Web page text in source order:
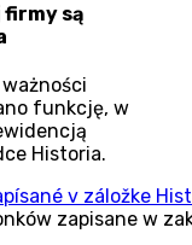
firmy są
funkcję, w
Historia.
zapisane w